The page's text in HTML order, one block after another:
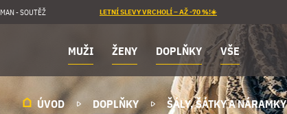
- SOUTĚŽ LETNÍ SLEVY VRCHOLÍ – AŽ -70 %!☀️
MUŽI ŽENY DOPLŇKY VŠE
ÚVOD DOPLŇKY ŠÁLY, ŠÁTKY A NÁRAMKY